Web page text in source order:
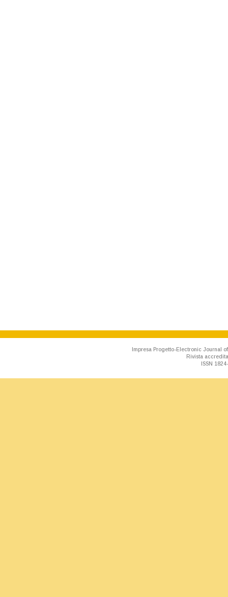
Impresa Progetto-Electronic Journal
Rivista
ISSN